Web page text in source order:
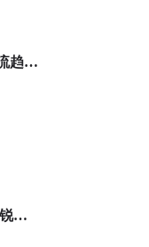
预见时尚：2024全球服装潮流趋势洞察
2024MeetBrands中国出海新锐消费品牌榜单报告